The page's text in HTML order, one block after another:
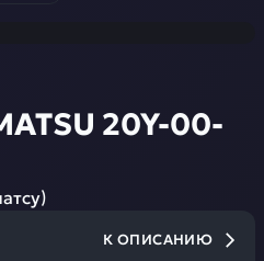
20Y-00-
)
К ОПИСАНИЮ